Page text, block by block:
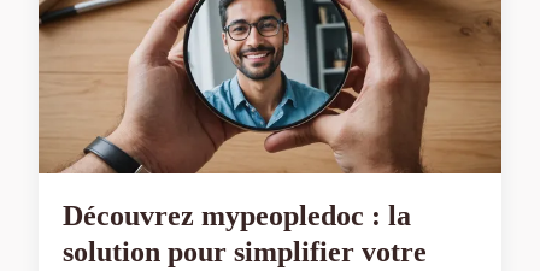
Découvrez mypeopledoc : la
solution pour simplifier votre